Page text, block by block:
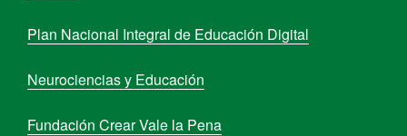
Plan Nacional Integral de Educación Digital
Neurociencias y Educación
Fundación Crear Vale la Pena